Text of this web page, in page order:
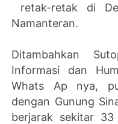
retak-retak di
Namanteran.
Ditambahkan
Informasi dan
Whats Ap nya,
dengan Gunung
berjarak sekitar